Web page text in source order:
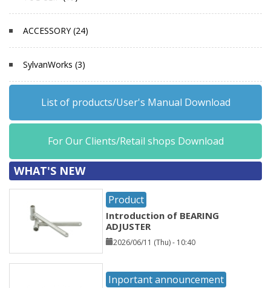
ACCESSORY (24)
SylvanWorks (3)
List of products/User's Manual Download
For Our Clients/Retail shops Download
WHAT'S NEW
Product
Introduction of BEARING
ADJUSTER
2026/06/11 (Thu) - 10:40
Inportant announcement